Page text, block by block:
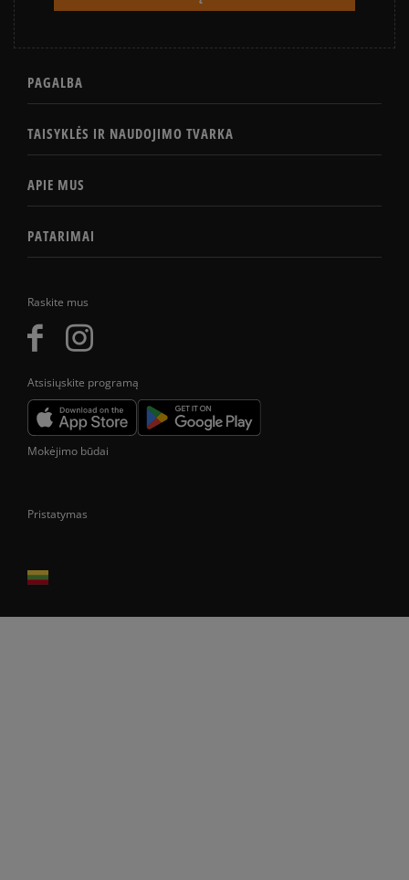
Raskite mus
Atsisiųskite programą
PAGALBA
TAISYKLĖS IR NAUDOJIMO TVARKA
APIE MUS
PATARIMAI
Mokėjimo būdai
Pristatymas